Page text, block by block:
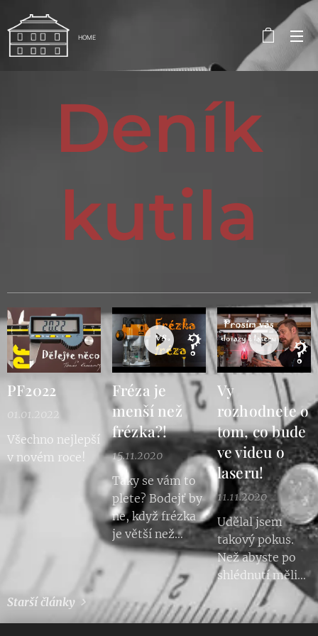
HOME
Deník
kutila
PF2022
01.01.2022
Všechno nejlepší
v novém roce!
Fréza je
menší než
frézka?!
15.11.2020
Taky se vám to
plete? Bodejť by
ne, když frézka
je větší než
fréza. A nikdo
pořádně neví,
jak to vzniklo.
Tak jsem pátral
v Akademii věd
Vy
rozhodnete o
tom, co bude
ve videu o
laseru!
11.11.2020
Udělal jsem
takový pokus.
Než abyste po
shlédnutí měli
spoustu otázek,
dám vám
Starší články